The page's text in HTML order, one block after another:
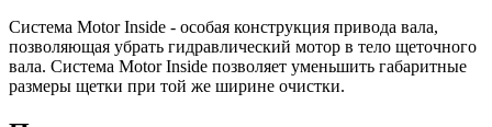
Система Motor Inside - особая конструкция привода вала,
позволяющая убрать гидравлический мотор в тело щеточного
вала. Система Motor Inside позволяет уменьшить габаритные
размеры щетки при той же ширине очистки.